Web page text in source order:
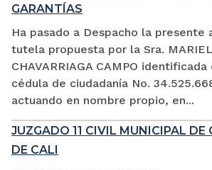
GARANTÍAS
Ha pasado a Despacho la presente
tutela propuesta por la Sra.
CHAVARRIAGA CAMPO identificada
cédula de ciudadanía No.
actuando en nombre propio, en...
JUZGADO 11 CIVIL MUNICIPAL DE
DE CALI